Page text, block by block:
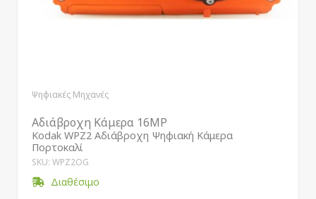
Ψηφιακές Μηχανές
Αδιάβροχη Κάμερα 16MP
Kodak WPZ2 Αδιάβροχη Ψηφιακή Κάμερα
Πορτοκαλί
SKU: WPZ2OG
Διαθέσιμο